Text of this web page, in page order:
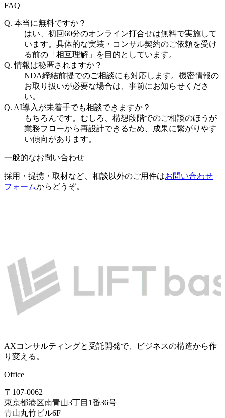
FAQ
Q. 本当に無料ですか？
はい、初回60分のオンライン打合せは無料で実施して
います。具体的な実装・コンサル契約のご依頼を受け
る前の「相互理解」を目的としています。
Q.情報は秘匿されますか？
NDA締結前提でのご相談にも対応します。機密情報の
お取り扱いが必要な場合は、事前にお知らせくださ
い。
Q. AI導入が未着手でも相談できますか？
もちろんです。むしろ、構想段階でのご相談のほうが
業務フローから再設計できるため、成果に繋がりやす
い傾向があります。
一般的なお問い合わせ
採用・提携・取材など、相談以外のご用件はお問い合わせ
フォームからどうぞ。
AXコンサルティングと受託開発で、ビジネスの構造から作
り変える。
Office
〒107-0062
東京都港区南青山3丁目1番36号
青山丸竹ビル6F